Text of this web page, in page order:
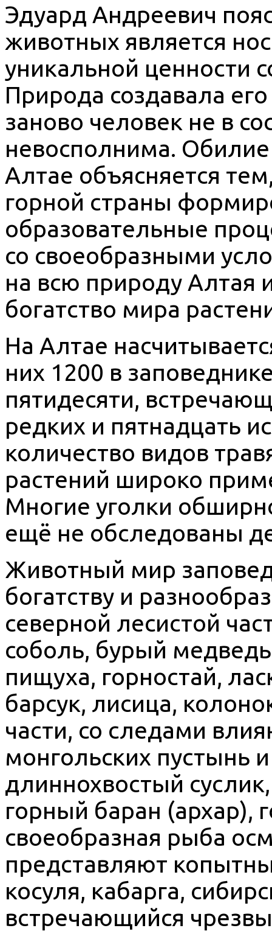
Эдуард Андреевич
животных является
уникальной ценности
Природа создавала
заново человек не в
невосполнима.
Алтае объясняется
горной страны
образовательные
со своеобразными
на всю природу Алтая
богатство мира
На Алтае
них 1200 в
пятидесяти,
редких и пятнадцать
количество видов
растений широко
Многие уголки
ещё не обследованы
Животный мир
богатству и
северной лесистой
соболь, бурый
пищуха, горностай,
барсук, лисица,
части, со следами
монгольских пустынь
длиннохвостый
горный баран (архар),
своеобразная рыба
представляют
косуля, кабарга,
встречающийся